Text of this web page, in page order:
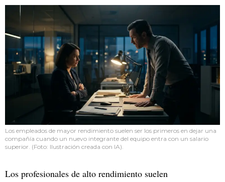
Los empleados de mayor rendimiento suelen ser los primeros en dejar una
compañía cuando un nuevo integrante del equipo entra con un salario
superior. (Foto: Ilustración creada con IA).
Los profesionales de alto rendimiento suelen